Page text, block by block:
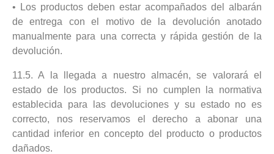
• Los productos deben estar acompañados del albarán
de entrega con el motivo de la devolución anotado
manualmente para una correcta y rápida gestión de la
devolución.
11.5. A la llegada a nuestro almacén, se valorará el
estado de los productos. Si no cumplen la normativa
establecida para las devoluciones y su estado no es
correcto, nos reservamos el derecho a abonar una
cantidad inferior en concepto del producto o productos
dañados.